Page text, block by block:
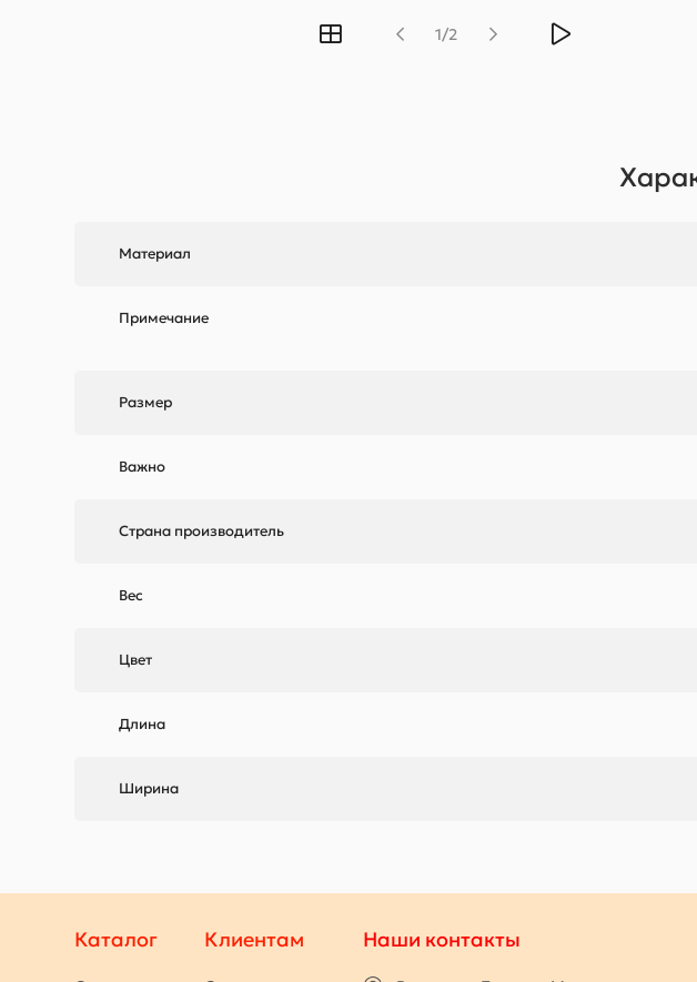
1/2
Материал
Примечание
Размер
Важно
Страна производитель
Вес
Цвет
Длина
Ширина
Каталог Клиентам Наши контакты